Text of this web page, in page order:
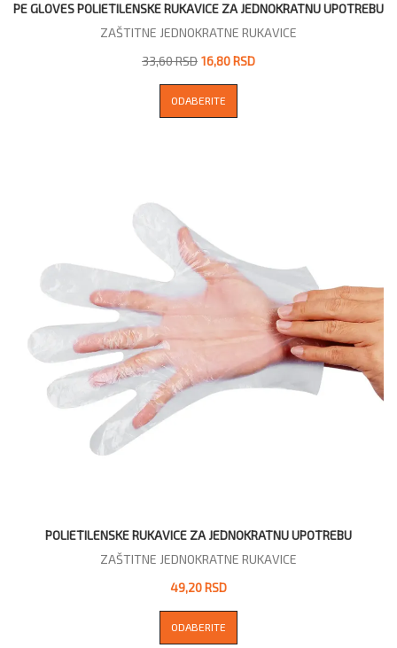
PE GLOVES POLIETILENSKE RUKAVICE ZA JEDNOKRATNU UPOTREBU
ZAŠTITNE JEDNOKRATNE RUKAVICE
33,60 RSD 16,80 RSD
ODABERITE
POLIETILENSKE RUKAVICE ZA JEDNOKRATNU UPOTREBU
ZAŠTITNE JEDNOKRATNE RUKAVICE
49,20 RSD
ODABERITE